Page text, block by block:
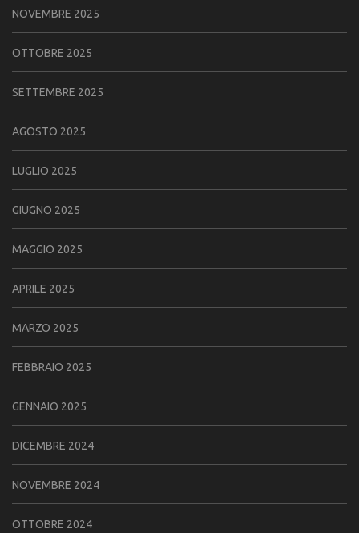
NOVEMBRE 2025
OTTOBRE 2025
SETTEMBRE 2025
AGOSTO 2025
LUGLIO 2025
GIUGNO 2025
MAGGIO 2025
APRILE 2025
MARZO 2025
FEBBRAIO 2025
GENNAIO 2025
DICEMBRE 2024
NOVEMBRE 2024
OTTOBRE 2024